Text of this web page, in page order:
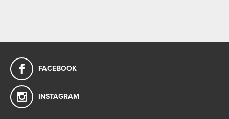
FACEBOOK
INSTAGRAM